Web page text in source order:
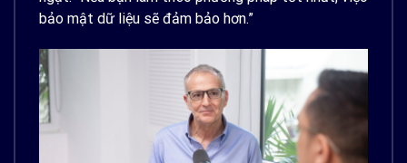
bảo mật dữ liệu sẽ đảm bảo hơn.”